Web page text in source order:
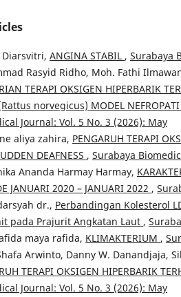
ANGINA STABIL , Surabaya
Rasyid Ridho, Moh. Fathi
TERAPI OKSIGEN HIPERBARIK
norvegicus) MODEL
Journal: Vol. 5 No. 3 (2026): May
aliya zahira, PENGARUH TERAPI
DEAFNESS , Surabaya
Ananda Harmay Harmay,
JANUARI 2020 – JANUARI 2022 ,
dr., Perbandingan Kolesterol
pada Prajurit Angkatan Laut ,
maya rafida, KLIMAKTERIUM ,
Arwinto, Danny W. Danandjaja,
TERAPI OKSIGEN HIPERBARIK
Journal: Vol. 5 No. 3 (2026): May